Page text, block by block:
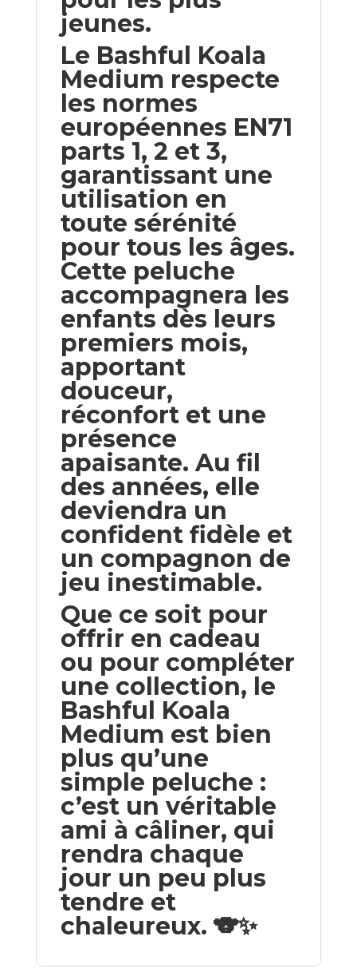
jeunes.
Le Bashful Koala
Medium respecte
les normes
européennes EN71
parts 1, 2 et 3,
garantissant une
utilisation en
toute sérénité
pour tous les âges.
Cette peluche
accompagnera les
enfants dès leurs
premiers mois,
apportant
douceur,
réconfort et une
présence
apaisante. Au fil
des années, elle
deviendra un
confident fidèle et
un compagnon de
jeu inestimable.
Que ce soit pour
offrir en cadeau
ou pour compléter
une collection, le
Bashful Koala
Medium est bien
plus qu’une
simple peluche :
c’est un véritable
ami à câliner, qui
rendra chaque
jour un peu plus
tendre et
chaleureux. 🐨✨